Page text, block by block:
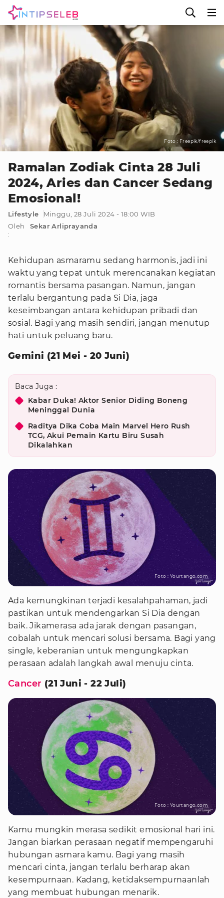
Foto : Freepik/freepik
Ramalan Zodiak Cinta 28 Juli
2024, Aries dan Cancer Sedang
Emosional!
Lifestyle
Minggu, 28 Juli 2024 - 18:00 WIB
Oleh
:
Sekar Arliprayanda
Kehidupan asmaramu sedang harmonis, jadi ini
waktu yang tepat untuk merencanakan kegiatan
romantis bersama pasangan. Namun, jangan
terlalu bergantung pada Si Dia, jaga
keseimbangan antara kehidupan pribadi dan
sosial. Bagi yang masih sendiri, jangan menutup
hati untuk peluang baru.
Gemini (21 Mei - 20 Juni)
Baca Juga :
Kabar Duka! Aktor Senior Diding Boneng
Meninggal Dunia
Raditya Dika Coba Main Marvel Hero Rush
TCG, Akui Pemain Kartu Biru Susah
Dikalahkan
Foto : Yourtango.com
Ada kemungkinan terjadi kesalahpahaman, jadi
pastikan untuk mendengarkan Si Dia dengan
baik. Jikamerasa ada jarak dengan pasangan,
cobalah untuk mencari solusi bersama. Bagi yang
single, keberanian untuk mengungkapkan
perasaan adalah langkah awal menuju cinta.
Cancer (21 Juni - 22 Juli)
Foto : Yourtango.com
Kamu mungkin merasa sedikit emosional hari ini.
Jangan biarkan perasaan negatif mempengaruhi
hubungan asmara kamu. Bagi yang masih
mencari cinta, jangan terlalu berharap akan
kesempurnaan. Kadang, ketidaksempurnaanlah
yang membuat hubungan menarik.